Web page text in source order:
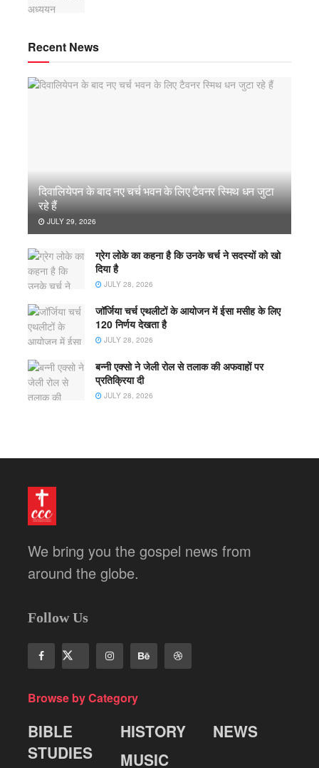
Recent News
दिवालियेपन के बाद नए चर्च भवन के लिए टैवनर स्मिथ धन जुटा
रहे हैं
JULY 29, 2026
ग्रेग लोके का कहना है कि उनके चर्च ने सदस्यों को खो
दिया है
JULY 28, 2026
जॉर्जिया चर्च एथलीटों के आयोजन में ईसा मसीह के लिए
120 निर्णय देखता है
JULY 28, 2026
बन्नी एक्सो ने जेली रोल से तलाक की अफवाहों पर
प्रतिक्रिया दी
JULY 28, 2026
We bring you the gospel news from
around the globe.
Follow Us
Browse by Category
BIBLE
STUDIES
HISTORY
MUSIC
NEWS